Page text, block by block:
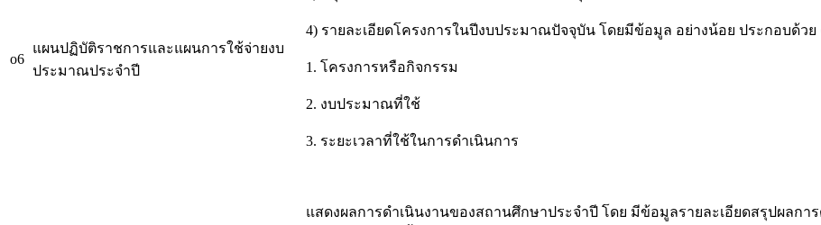
o6
แผนปฏิบัติราชการและแผนการใช้จ่ายงบ
ประมาณประจำปี
4) รายละเอียดโครงการในปีงบประมาณปัจจุบัน โดยมีข้อมูล อย่างน้อย ประกอบด้วย
1. โครงการหรือกิจกรรม
2. งบประมาณที่ใช้
3. ระยะเวลาที่ใช้ในการดำเนินการ
แสดงผลการดำเนินงานของสถานศึกษาประจำปี โดย มีข้อมูลรายละเอียดสรุปผลกา